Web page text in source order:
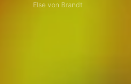
Else von Brandt